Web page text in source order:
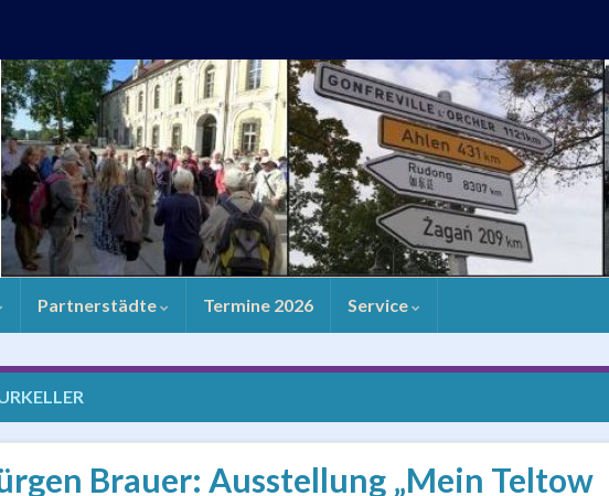
Partnerstädte Termine 2026 Service
Brauer: Ausstellung „Mein Teltow